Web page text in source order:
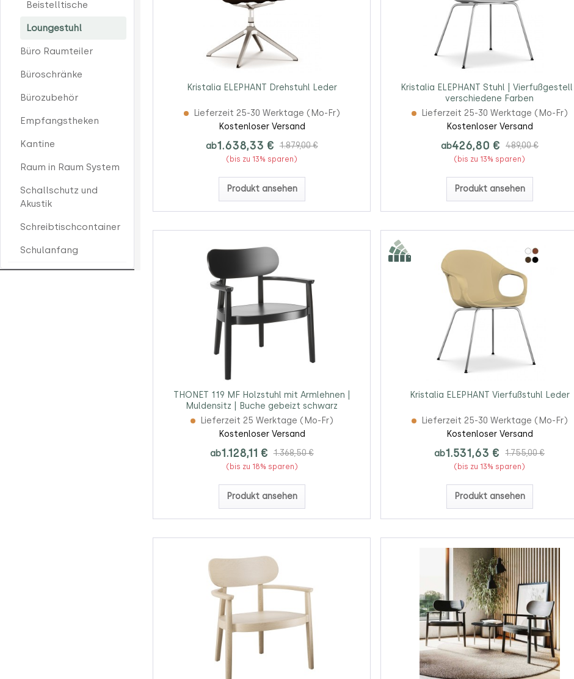
Beistelltische
Loungestuhl
Büro Raumteiler
Büroschränke
Bürozubehör
Empfangstheken
Kantine
Raum in Raum System
Schallschutz und
Akustik
Schreibtischcontainer
Schulanfang
Kristalia ELEPHANT Drehstuhl Leder
Lieferzeit 25-30 Werktage (Mo-Fr)
Kostenloser Versand
ab1.638,33 € 1.879,00 €
(bis zu 13% sparen)
Produkt ansehen
Kristalia ELEPHANT Stuhl | Vierfußgestell |
verschiedene Farben
Lieferzeit 25-30 Werktage (Mo-Fr)
Kostenloser Versand
ab426,80 € 489,00 €
(bis zu 13% sparen)
Produkt ansehen
THONET 119 MF Holzstuhl mit Armlehnen |
Muldensitz | Buche gebeizt schwarz
Lieferzeit 25 Werktage (Mo-Fr)
Kostenloser Versand
ab1.128,11 € 1.368,50 €
(bis zu 18% sparen)
Produkt ansehen
Kristalia ELEPHANT Vierfußstuhl Leder
Lieferzeit 25-30 Werktage (Mo-Fr)
Kostenloser Versand
ab1.531,63 € 1.755,00 €
(bis zu 13% sparen)
Produkt ansehen